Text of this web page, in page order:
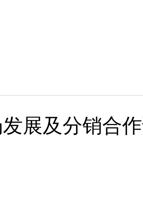
展及分销合